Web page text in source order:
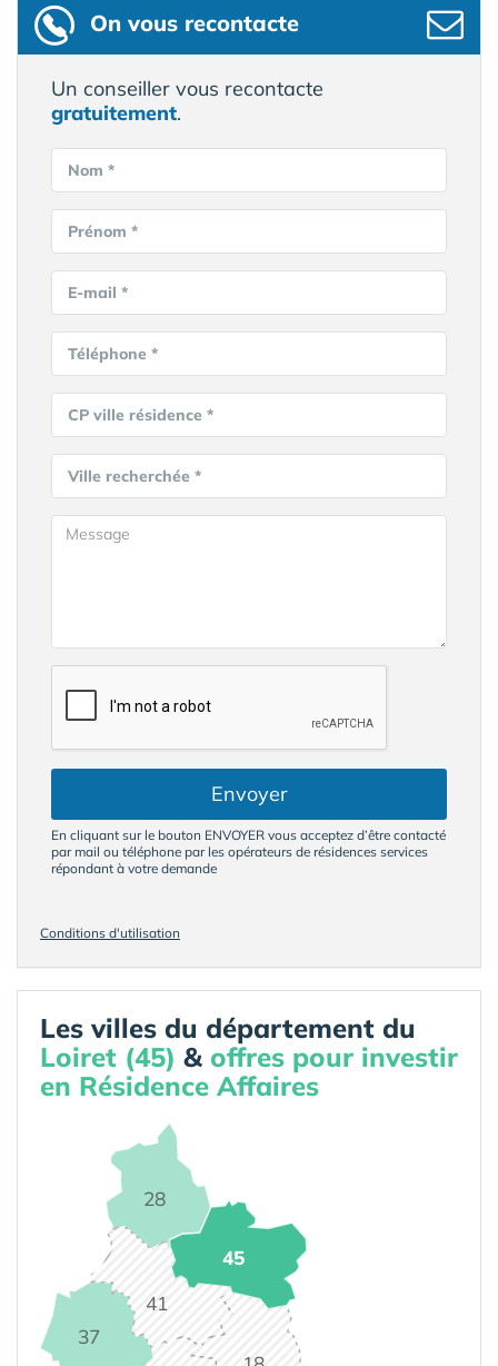
On vous recontacte
Un conseiller vous recontacte
gratuitement.
Nom *
Prénom *
E-mail *
Téléphone *
CP ville résidence *
Ville recherchée *
Envoyer
En cliquant sur le bouton ENVOYER vous acceptez d’être contacté
par mail ou téléphone par les opérateurs de résidences services
répondant à votre demande
Conditions d'utilisation
Les villes du département du
Loiret (45) & offres pour investir
en Résidence Affaires
28
37
41
45